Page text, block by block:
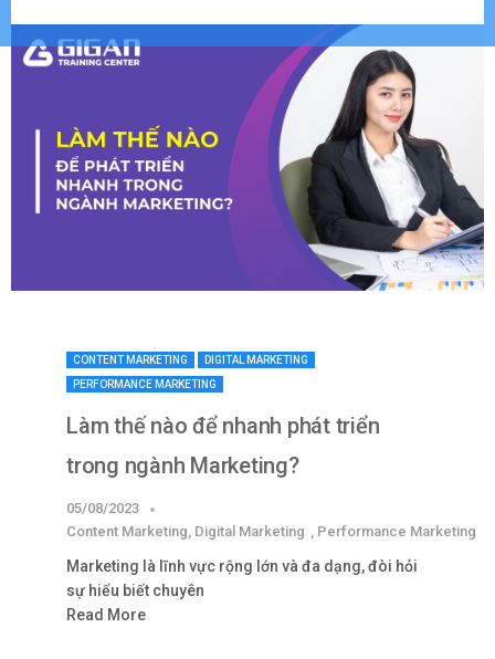
CONTENT MARKETING
DIGITAL MARKETING
PERFORMANCE MARKETING
Làm thế nào để nhanh phát triển
trong ngành Marketing?
05/08/2023
Content Marketing, Digital Marketing , Performance Marketing
Marketing là lĩnh vực rộng lớn và đa dạng, đòi hỏi
sự hiểu biết chuyên
Read More